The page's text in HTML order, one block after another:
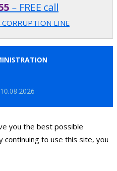
– FREE call
LINE
you the best possible
continuing to use this site, you